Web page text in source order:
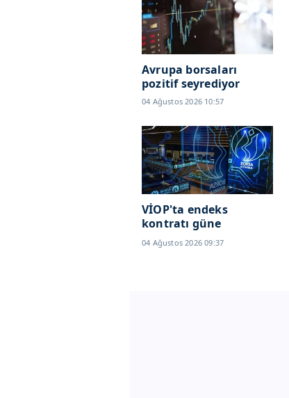
Avrupa borsaları
pozitif seyrediyor
04 Ağustos 2026 10:57
VİOP'ta endeks
kontratı güne
yükselişle başladı
04 Ağustos 2026 09:37